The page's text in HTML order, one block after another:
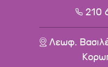
210
Λεωφ.